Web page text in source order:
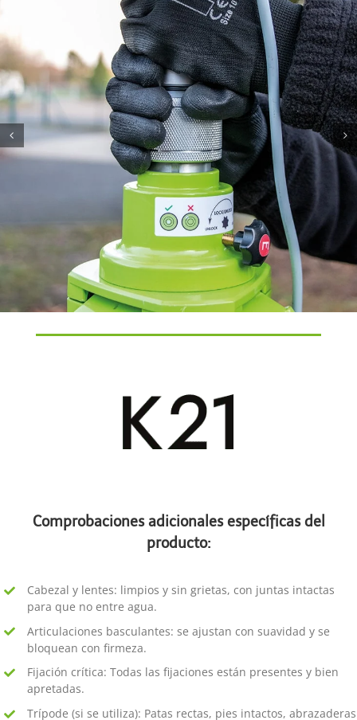
Comprobaciones adicionales específicas del
producto:
Cabezal y lentes: limpios y sin grietas, con juntas intactas
para que no entre agua.
Articulaciones basculantes: se ajustan con suavidad y se
bloquean con firmeza.
Fijación crítica: Todas las fijaciones están presentes y bien
apretadas.
Trípode (si se utiliza): Patas rectas, pies intactos, abrazaderas